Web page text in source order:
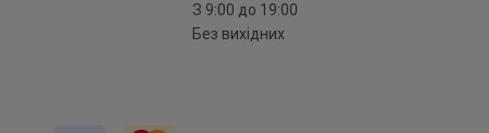
З 9:00 до 19:00
Без вихідних